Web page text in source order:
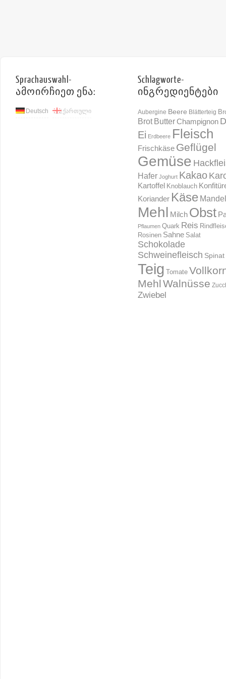
Sprachauswahl-
ამოირჩიეთ ენა:
Deutsch ქართული
Schlagworte-
ინგრედიენტები
Aubergine Beere Blätterteig
Brot ButterChampignon
Ei Erdbeere Fleisch
Frischkäse Geflügel
Gemüse
Hafer Joghurt Kakao
Kartoffel Knoblauch
Koriander Käse Mandel
Mehl Milch Obst
Pflaumen Quark Reis
Rosinen Sahne Salat
Schokolade
Schweinefleisch Spinat
Teig Tomate
MehlWalnüsse
Zwiebel